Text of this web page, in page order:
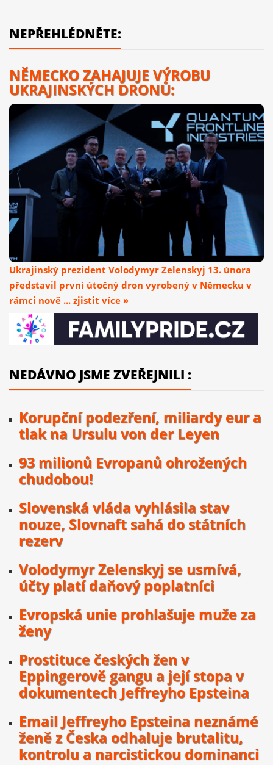
NEPŘEHLÉDNĚTE:
NĚMECKO ZAHAJUJE VÝROBU
UKRAJINSKÝCH DRONŮ:
Ukrajinský prezident Volodymyr Zelenskyj 13. února
představil první útočný dron vyrobený v Německu v
rámci nově ... zjistit více »
NEDÁVNO JSME ZVEŘEJNILI :
Korupční podezření, miliardy eur a
tlak na Ursulu von der Leyen
93 milionů Evropanů ohrožených
chudobou!
Slovenská vláda vyhlásila stav
nouze, Slovnaft sahá do státních
rezerv
Volodymyr Zelenskyj se usmívá,
účty platí daňový poplatníci
Evropská unie prohlašuje muže za
ženy
Prostituce českých žen v
Eppingerově gangu a její stopa v
dokumentech Jeffreyho Epsteina
Email Jeffreyho Epsteina neznámé
ženě z Česka odhaluje brutalitu,
kontrolu a narcistickou dominanci